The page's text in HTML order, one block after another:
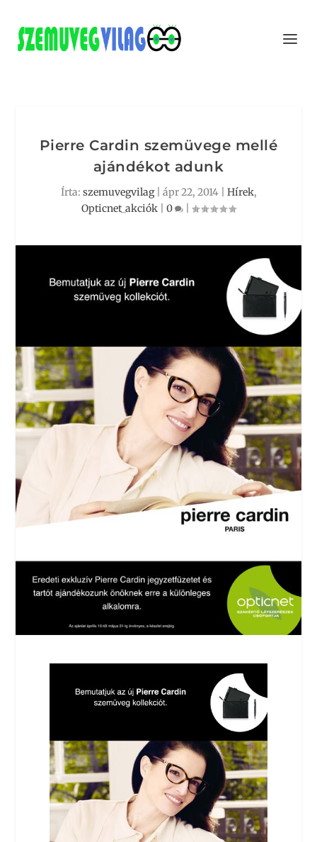
Pierre Cardin szemüvege mellé
ajándékot adunk
Írta: szemuvegvilag| ápr 22, 2014| Hírek,
Opticnet_akciók
0